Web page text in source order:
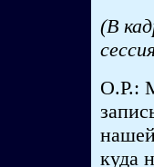
(В
О.Р.:
куда